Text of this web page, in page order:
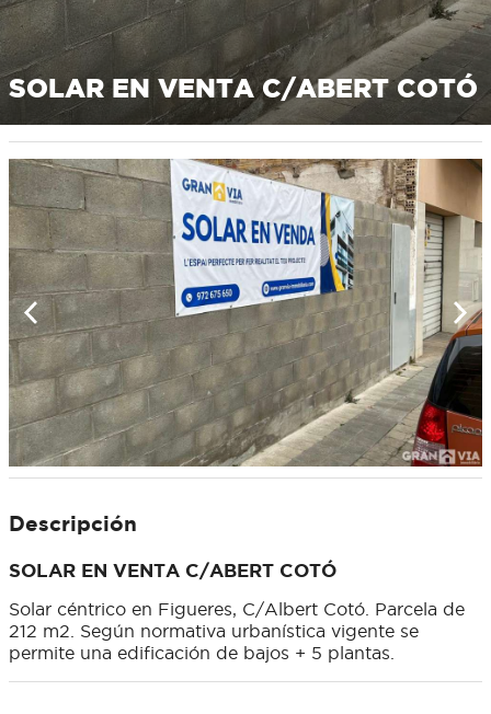
SOLAR EN VENTA C/ABERT COTÓ
Descripción
SOLAR EN VENTA C/ABERT COTÓ
Solar céntrico en Figueres, C/Albert Cotó. Parcela de
212 m2. Según normativa urbanística vigente se
permite una edificación de bajos + 5 plantas.